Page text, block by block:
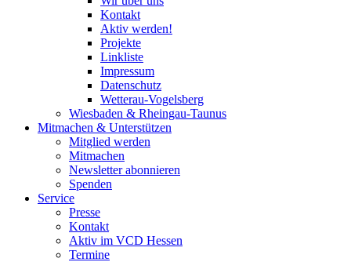
Kontakt
Aktiv werden!
Projekte
Linkliste
Impressum
Datenschutz
Wetterau-Vogelsberg
Wiesbaden & Rheingau-Taunus
Mitmachen & Unterstützen
Mitglied werden
Mitmachen
Newsletter abonnieren
Spenden
Service
Presse
Kontakt
Aktiv im VCD Hessen
Termine